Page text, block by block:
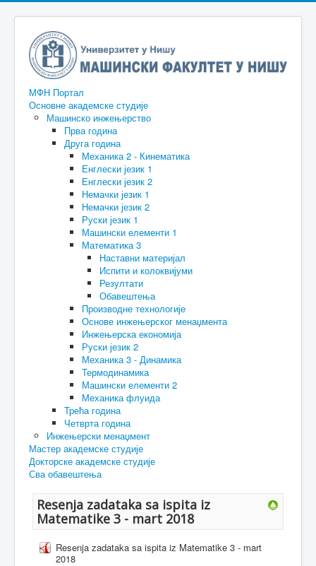
МФН Портал
Основне академске студије
Машинско инжењерство
Прва година
Друга година
Механика 2 - Кинематика
Енглески језик 1
Енглески језик 2
Немачки језик 1
Немачки језик 2
Руски језик 1
Машински елементи 1
Математика 3
Наставни материјал
Испити и колоквијуми
Резултати
Обавештења
Производне технологије
Основе инжењерског менаџмента
Инжењерска економија
Руски језик 2
Механика 3 - Динамика
Термодинамика
Машински елементи 2
Механика флуида
Трећа година
Четврта година
Инжењерски менаџмент
Мастер академске студије
Докторске академске студије
Сва обавештења
Resenja zadataka sa ispita iz
Matematike 3 - mart 2018
Resenja zadataka sa ispita iz Matematike 3 - mart
2018